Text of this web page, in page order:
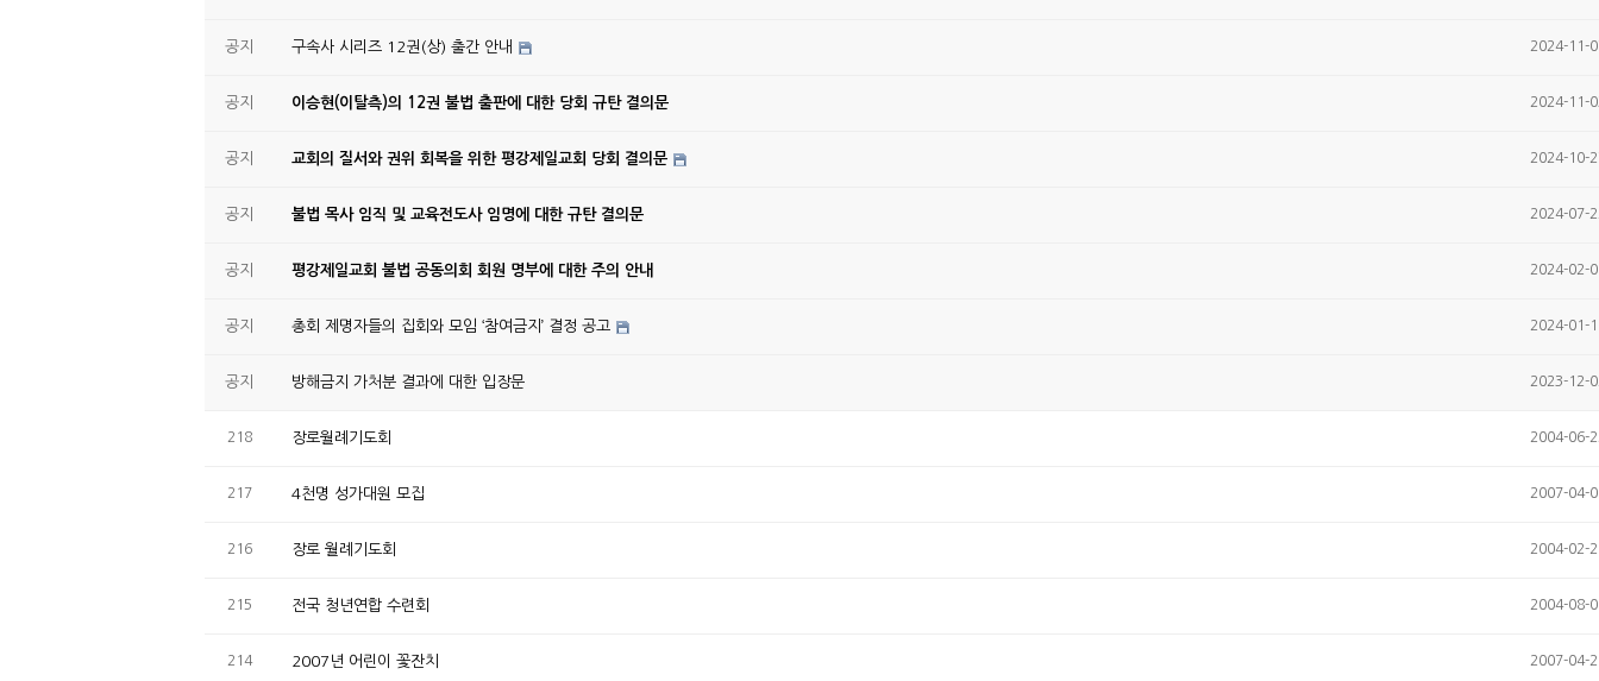
공지 구속사 시리즈 12권(상) 출간 안내 2024-11-
공지 이승현(이탈측)의 12권 불법 출판에 대한 당회 규탄 결의문 2024-11-
공지 교회의 질서와 권위 회복을 위한 평강제일교회 당회 결의문 2024-10-
공지 불법 목사 임직 및 교육전도사 임명에 대한 규탄 결의문 2024-07-
공지 평강제일교회 불법 공동의회 회원 명부에 대한 주의 안내 2024-02-
공지 총회 제명자들의 집회와 모임 ‘참여금지’ 결정 공고 2024-01-
공지 방해금지 가처분 결과에 대한 입장문 2023-12-
218 장로월례기도회 2004-06-
217 4천명 성가대원 모집 2007-04-
216 장로 월례기도회 2004-02-
215 전국 청년연합 수련회 2004-08-
214 2007년 어린이 꽃잔치 2007-04-